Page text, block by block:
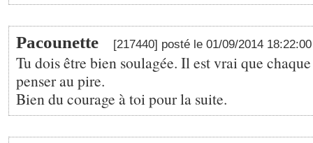
Pacounette [217440] posté le 01/09/2014
Tu dois être bien soulagée. Il est vrai que
penser au pire.
Bien du courage à toi pour la suite.